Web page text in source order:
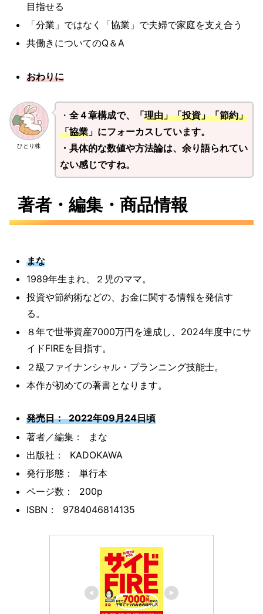
目指せる
「分業」ではなく「協業」で夫婦で家庭を支え合う
共働きについてのQ＆A
おわりに
ひとり株
・ 全４章構成で、「理由」「投資」「節約」
「協業」にフォーカスしています。
・具体的な数値や方法論は、余り語られてい
ない感じですね。
著者・編集・商品情報
まな
1989年生まれ、２児のママ。
投資や節約術などの、お金に関する情報を発信す
る。
８年で世帯資産7000万円を達成し、2024年度中にサ
イドFIREを目指す。
２級ファイナンシャル・プランニング技能士。
本作が初めての著書となります。
発売日： 2022年09月24日頃
著者／編集： まな
出版社： KADOKAWA
発行形態： 単行本
ページ数： 200p
ISBN： 9784046814135